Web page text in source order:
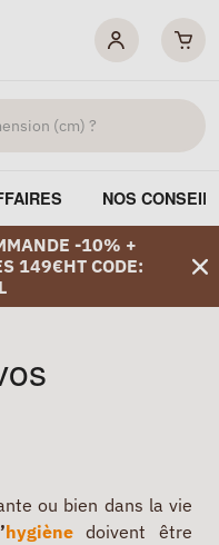
NOS
-10% +
149€HT CODE:
ou bien dans la vie
hygiènedoivent être